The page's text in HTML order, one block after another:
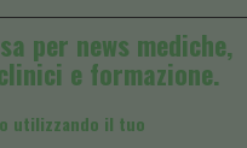
per news mediche,
e formazione.
utilizzando il tuo